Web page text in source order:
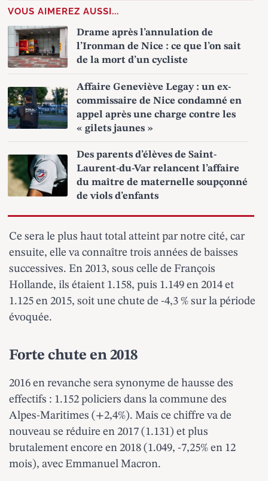
VOUS AIMEREZ AUSSI...
Drame après l’annulation de
l’Ironman de Nice : ce que l’on sait
de la mort d’un cycliste
Affaire Geneviève Legay : un ex-
commissaire de Nice condamné en
appel après une charge contre les
« gilets jaunes »
Des parents d’élèves de Saint-
Laurent-du-Var relancent l’affaire
du maître de maternelle soupçonné
de viols d’enfants
Ce sera le plus haut total atteint par notre cité, car
ensuite, elle va connaître trois années de baisses
successives. En 2013, sous celle de François
Hollande, ils étaient 1.158, puis 1.149 en 2014 et
1.125 en 2015, soit une chute de -4,3 % sur la période
évoquée.
Forte chute en 2018
2016 en revanche sera synonyme de hausse des
effectifs : 1.152 policiers dans la commune des
Alpes-Maritimes (+2,4%). Mais ce chiffre va de
nouveau se réduire en 2017 (1.131) et plus
brutalement encore en 2018 (1.049, -7,25% en 12
mois), avec Emmanuel Macron.